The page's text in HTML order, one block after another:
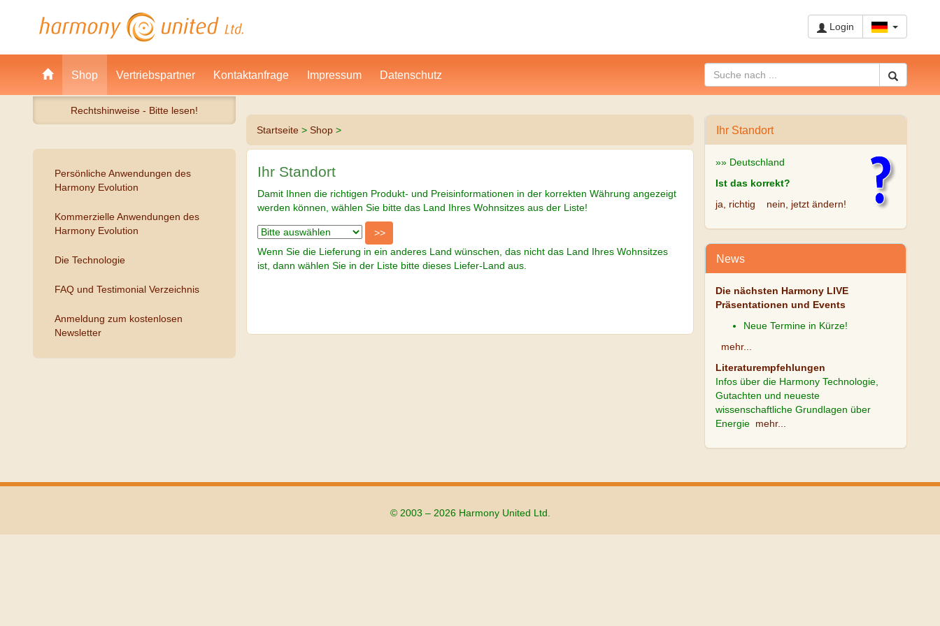
Rechtshinweise - Bitte lesen!
Startseite > Shop >
Ihr Standort
Damit Ihnen die richtigen Produkt- und Preisinformationen in der korrekten Währung angezeigt
werden können, wählen Sie bitte das Land Ihres Wohnsitzes aus der Liste!
Wenn Sie die Lieferung in ein anderes Land wünschen, das nicht das Land Ihres Wohnsitzes
ist, dann wählen Sie in der Liste bitte dieses Liefer-Land aus.
Persönliche Anwendungen des
Harmony Evolution
Kommerzielle Anwendungen des
Harmony Evolution
Die Technologie
FAQ und Testimonial Verzeichnis
Anmeldung zum kostenlosen
Newsletter
Ihr Standort
»» Deutschland
Ist das korrekt?
ja, richtig
nein, jetzt ändern!
News
Die nächsten Harmony LIVE
Präsentationen und Events
Neue Termine in Kürze!
mehr...
Literaturempfehlungen
Infos über die Harmony Technologie,
Gutachten und neueste
wissenschaftliche Grundlagen über
Energie mehr...
© 2003 – 2026 Harmony United Ltd.
Login
Shop Vertriebspartner Kontaktanfrage Impressum Datenschutz